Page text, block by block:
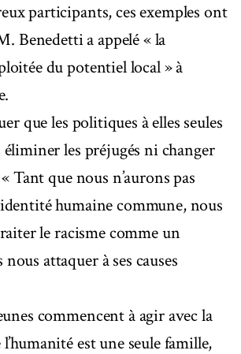
participants, ces exemples ont
Benedetti a appelé « la
du potentiel local » à
que les politiques à elles seules
les préjugés ni changer
Tant que nous n’aurons pas
humaine commune, nous
le racisme comme un
attaquer à ses causes
commencent à agir avec la
est une seule famille,